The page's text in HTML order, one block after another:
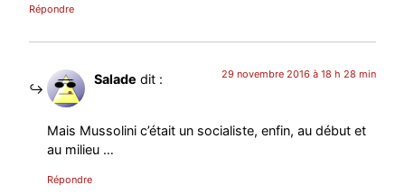
Répondre
Salade dit : 29 novembre 2016 à 18 h 28 min
Mais Mussolini c’était un socialiste, enfin, au début et
au milieu …
Répondre